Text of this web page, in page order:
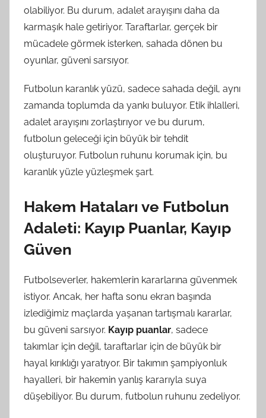
olabiliyor. Bu durum, adalet arayışını daha da
karmaşık hale getiriyor. Taraftarlar, gerçek bir
mücadele görmek isterken, sahada dönen bu
oyunlar, güveni sarsıyor.
Futbolun karanlık yüzü, sadece sahada değil, aynı
zamanda toplumda da yankı buluyor. Etik ihlalleri,
adalet arayışını zorlaştırıyor ve bu durum,
futbolun geleceği için büyük bir tehdit
oluşturuyor. Futbolun ruhunu korumak için, bu
karanlık yüzle yüzleşmek şart.
Hakem Hataları ve Futbolun
Adaleti: Kayıp Puanlar, Kayıp
Güven
Futbolseverler, hakemlerin kararlarına güvenmek
istiyor. Ancak, her hafta sonu ekran başında
izlediğimiz maçlarda yaşanan tartışmalı kararlar,
bu güveni sarsıyor. Kayıp puanlar, sadece
takımlar için değil, taraftarlar için de büyük bir
hayal kırıklığı yaratıyor. Bir takımın şampiyonluk
hayalleri, bir hakemin yanlış kararıyla suya
düşebiliyor. Bu durum, futbolun ruhunu zedeliyor.